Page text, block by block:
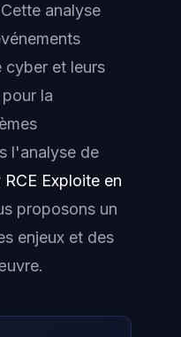
analyse
cyber et leurs
la
l'analyse de
Exploite en
proposons un
enjeux et des